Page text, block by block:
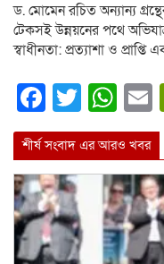
ড. মোমেন রচিত অন্যান্য
টেকসই উন্নয়নের পথে
স্বাধীনতা: প্রত্যাশা ও প্রাপ্তি
শীর্ষ সংবাদ এর আরও খবর